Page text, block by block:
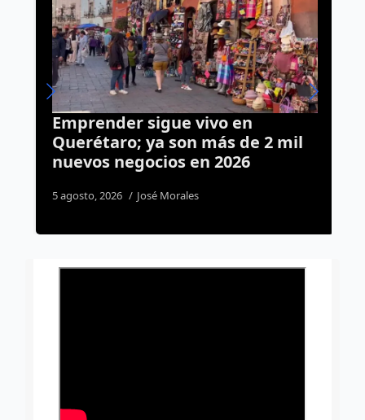
Emprender sigue vivo en
Querétaro; ya son más de 2 mil
nuevos negocios en 2026
5 agosto, 2026 José Morales